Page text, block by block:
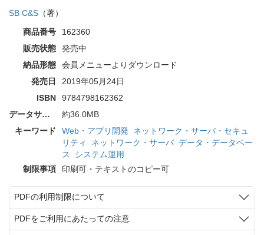
SB C&S （著）
商品番号
162360
販売状態
発売中
納品形態
会員メニューよりダウンロード
発売日
2019年05月24日
ISBN
9784798162362
データサイズ
約36.0MB
キーワード
Web・アプリ開発
ネットワーク・サーバ・セキュ
リティ
ネットワーク・サーバ データ・データベー
ス
システム運用
制限事項
印刷可・テキストのコピー可
PDFの利用制限について
PDFをご利用にあたっての注意